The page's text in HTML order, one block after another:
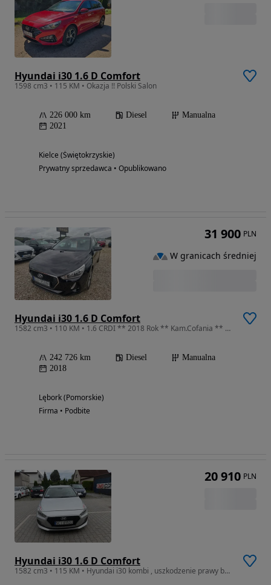
Hyundai i30 1.6 D Comfort
1598 cm3 • 115 KM • Okazja !! Polski Salon
226 000 km Diesel
Manualna
2021
Kielce (Świętokrzyskie)
Prywatny sprzedawca • Opublikowano
Hyundai i30 1.6 D Comfort
1582 cm3 • 110 KM • 1.6 CRDI ** 2018 Rok ** Kam.Cofania ** Nawigacja ** Serwis ** Alufelgi
242 726 km Diesel
Manualna
2018
Lębork (Pomorskie)
Firma • Podbite
31 900 PLN
W granicach średniej
Hyundai i30 1.6 D Comfort
1582 cm3 • 115 KM • Hyundai i30 kombi , uszkodzenie prawy bok ( zdjęcia) jeżdżący
20 910 PLN